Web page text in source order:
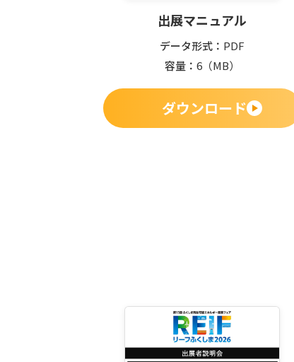
出展マニュアル
データ形式
PDF
容量
6 （MB）
ダウンロード